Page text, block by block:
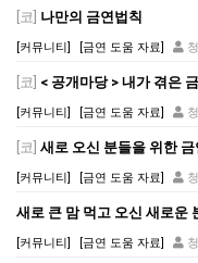
[코] 나만의 금연법칙
[커뮤니티] [금연 도움 자료]
[코] < 공개마당 > 내가 겪은
[커뮤니티] [금연 도움 자료]
[코] 새로 오신 분들을 위한
[커뮤니티] [금연 도움 자료]
[커뮤니티] [금연 도움 자료]